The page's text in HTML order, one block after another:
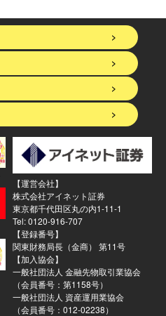
>
>
>
>
【運営会社】
株式会社アイネット証券
東京都千代田区丸の内1-11-1
Tel: 0120-916-707
【登録番号】
関東財務局長（金商） 第11号
【加入協会】
一般社団法人 金融先物取引業協会
（会員番号：第1158号）
一般社団法人 資産運用業協会
（会員番号：012-02238）